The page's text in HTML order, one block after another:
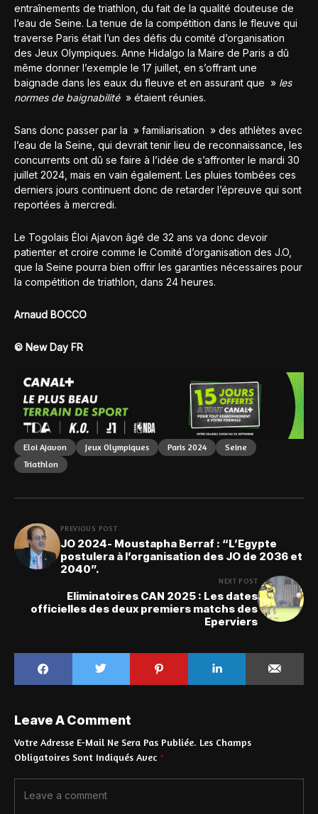
entraînements de triathlon, du fait de la qualité douteuse de
l’eau de Seine. La tenue de la compétition dans le fleuve qui
traverse Paris était l’un des défis du comité d’organisation
des Jeux Olympiques. Anne Hidalgo la Maire de Paris a dû
même donner l’exemple le 17 juillet, en s’offrant une
baignade dans les eaux du fleuve et en assurant que » les
normes de baignabilité » étaient réunies.
Sans donc passer par la » familiarisation » des athlètes avec
l’eau de la Seine, qui devrait tenir lieu de reconnaissance, les
concurrents ont dû se faire à l’idée de s’affronter le mardi 30
juillet 2024, mais en vain également. Les pluies tombées ces
derniers jours continuent donc de retarder l’épreuve qui sont
reportées à mercredi.
Le Togolais Éloi Ajavon âgé de 32 ans va donc devoir
patienter et croire comme le Comité d’organisation des J.O,
que la Seine pourra bien offrir les garanties nécessaires pour
la compétition de triathlon, dans 24 heures.
Arnaud BOCCO
© New Day FR
Eloi Ajavon Jeux Olympiques Paris 2024
Seine
Triathlon
PREVIOUS POST
JO 2024- Moustapha Berraf : “L’Egypte
postulera à l’organisation des JO de 2036 et
2040”.
NEXT POST
Eliminatoires CAN 2025 : Les dates
officielles des deux premiers matchs des
Eperviers
Leave A Comment
Votre Adresse E-Mail Ne Sera Pas Publiée. Les Champs
Obligatoires Sont Indiqués Avec *